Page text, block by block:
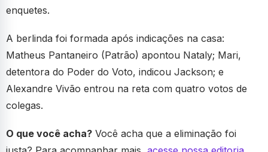
enquetes.
A berlinda foi formada após indicações na casa:
Matheus Pantaneiro (Patrão) apontou Nataly; Mari,
detentora do Poder do Voto, indicou Jackson; e
Alexandre Vivão entrou na reta com quatro votos de
colegas.
O que você acha? Você acha que a eliminação foi